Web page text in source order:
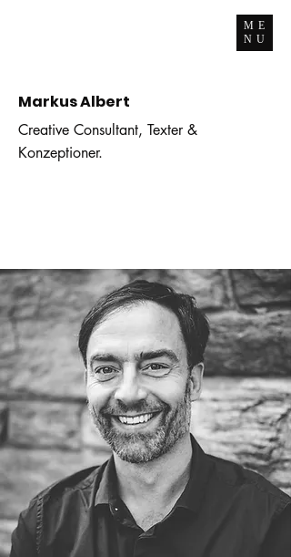
ME
NU
Markus Albert
Creative Consultant, Texter &
Konzeptioner.